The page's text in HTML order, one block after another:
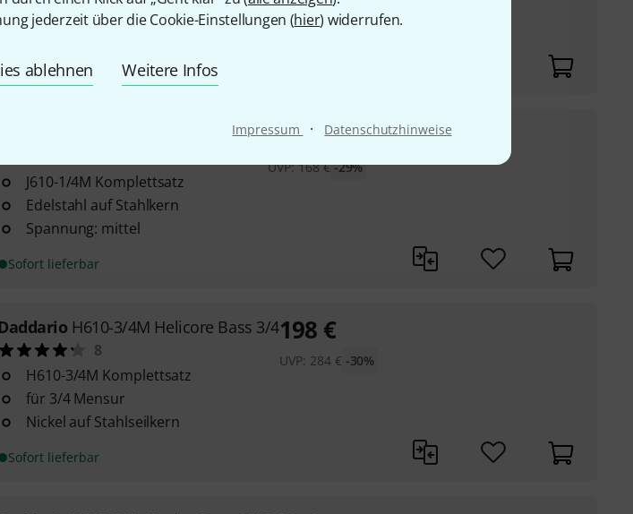
jederzeit über die Cookie-Einstellungen (hier) widerrufen.
ablehnen Weitere Infos
Impressum · Datenschutzhinweise
für 3/4 Größe
Nickel auf Stahlseilkern
Sofort lieferbar
J610-1/4M Prelude Bass 1/4
J610-1/4M Komplettsatz
Edelstahl auf Stahlkern
Spannung: mittel
Sofort lieferbar
119 €
UVP:168 € -29%
H610-3/4M Helicore Bass 3/4
8
H610-3/4M Komplettsatz
für 3/4 Mensur
Nickel auf Stahlseilkern
Sofort lieferbar
198 €
UVP: 284 € -30%